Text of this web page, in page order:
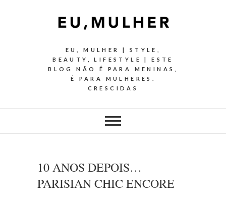
EU, MULHER | STYLE,
BEAUTY, LIFESTYLE | ESTE
BLOG NÃO É PARA MENINAS,
É PARA MULHERES.
CRESCIDAS
10 ANOS DEPOIS…
PARISIAN CHIC ENCORE